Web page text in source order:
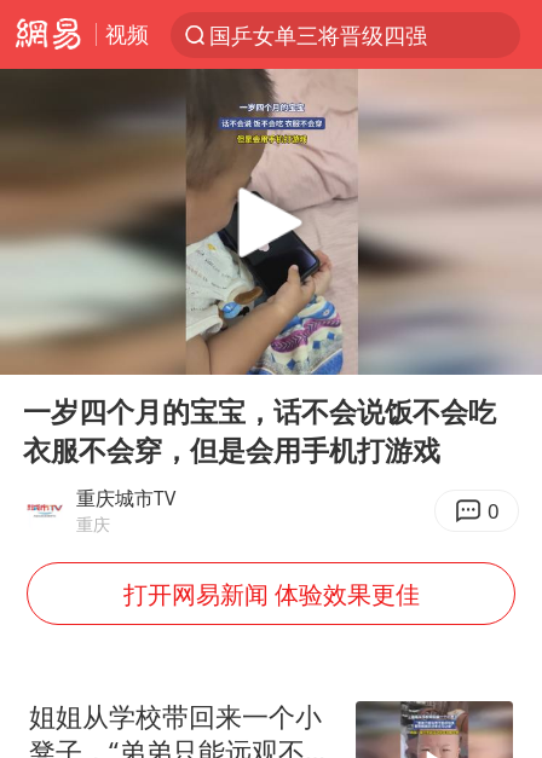
视频
国乒女单三将晋级四强
光影经济撬动暑期消费新蓝海
日本发布排名：“中国第一，美日德韩英法居后”
央视新主播李秋莹孙亚鹏亮相
情侣平潭拍日出坠崖1死1伤
大V：马科斯把路走绝了
白海豚将正面袭击贯穿浙江
宇树王兴兴被问了360多个问题
Play
00:00
一岁四个月的宝宝，话不会说饭不会吃
衣服不会穿，但是会用手机打游戏
重庆城市TV
重庆 0
打开网易新闻 体验效果更佳
姐姐从学校带回来一个小
凳子，“弟弟只能远观不能